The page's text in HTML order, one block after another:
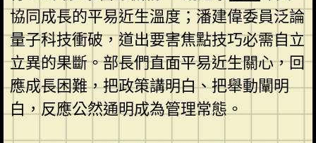
協同成長的平易近生溫度；潘建偉委員泛論
量子科技衝破，道出要害焦點技巧必需自立
立異的果斷。部長們直面平易近生關心，回
應成長困難，把政策講明白、把舉動闡明
白，反應公然通明成為管理常態。